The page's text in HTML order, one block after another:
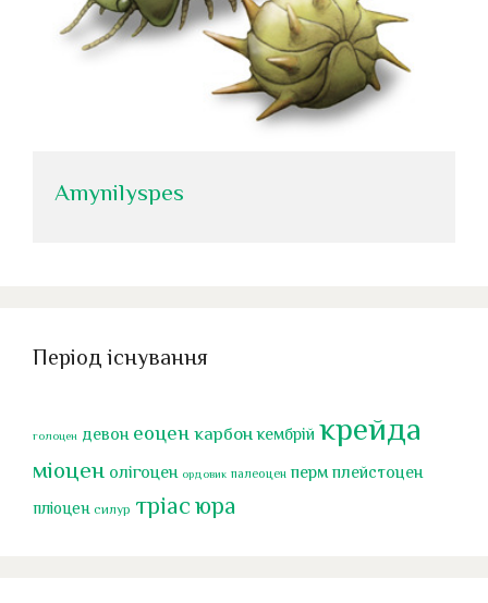
Amynilyspes
Період існування
голоцен девон еоцен карбон кембрій крейда
міоцен олігоцен ордовик палеоцен перм плейстоцен
пліоцен силур тріасюра